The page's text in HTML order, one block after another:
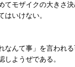
てモザイクの大きさ
はいけない。
なんて事」を言われ
ようぜである。